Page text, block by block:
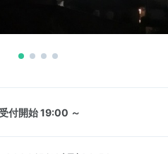
付開始 19:00 ～